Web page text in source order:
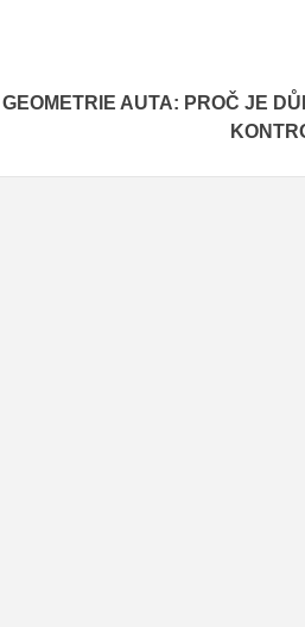
GEOMETRIE AUTA: PROČ JE